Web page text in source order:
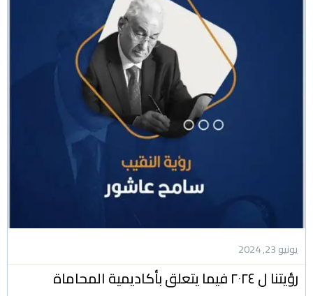
يونيو 23, 2024
رؤيتنا ل ٢٠٢٤ فيما يتعلق بأكاديمية المحاماة